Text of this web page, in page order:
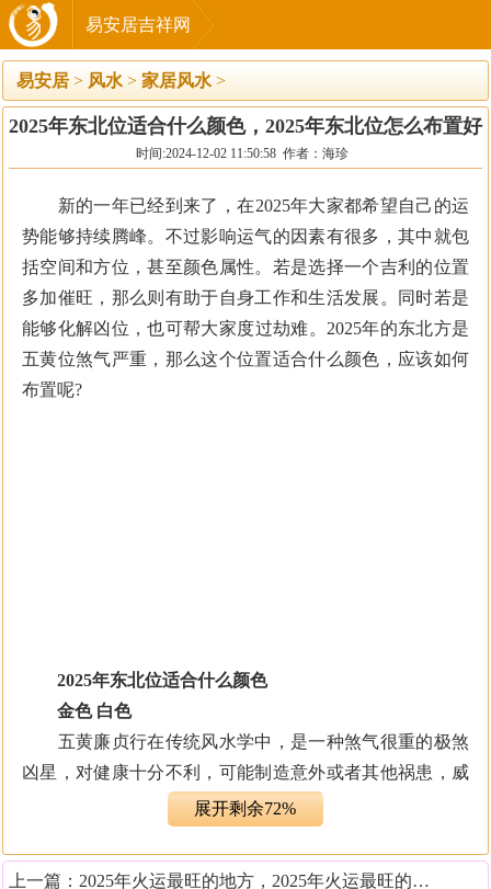
易安居吉祥网
易安居 > 风水 > 家居风水 >
2025年东北位适合什么颜色，2025年东北位怎么布置好
时间:2024-12-02 11:50:58 作者：海珍
新的一年已经到来了，在2025年大家都希望自己的运
势能够持续腾峰。不过影响运气的因素有很多，其中就包
括空间和方位，甚至颜色属性。若是选择一个吉利的位置
多加催旺，那么则有助于自身工作和生活发展。同时若是
能够化解凶位，也可帮大家度过劫难。2025年的东北方是
五黄位煞气严重，那么这个位置适合什么颜色，应该如何
布置呢?
2025年东北位适合什么颜色
金色 白色
五黄廉贞行在传统风水学中，是一种煞气很重的极煞
凶星，对健康十分不利，可能制造意外或者其他祸患，威
胁到家庭和睦，不利于事业和财富的发展。随着流年的更
北方，因此这个空间范围也是负能量最强的位置，大家要
展开剩余72%
上一篇： 2025年火运最旺的地方，2025年火运最旺的方向